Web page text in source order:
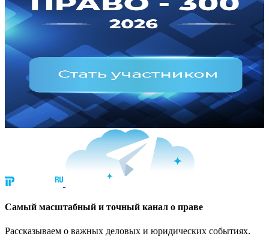
Cамый масштабный и точный канал о праве
Рассказываем о важных деловых и юридических событиях.